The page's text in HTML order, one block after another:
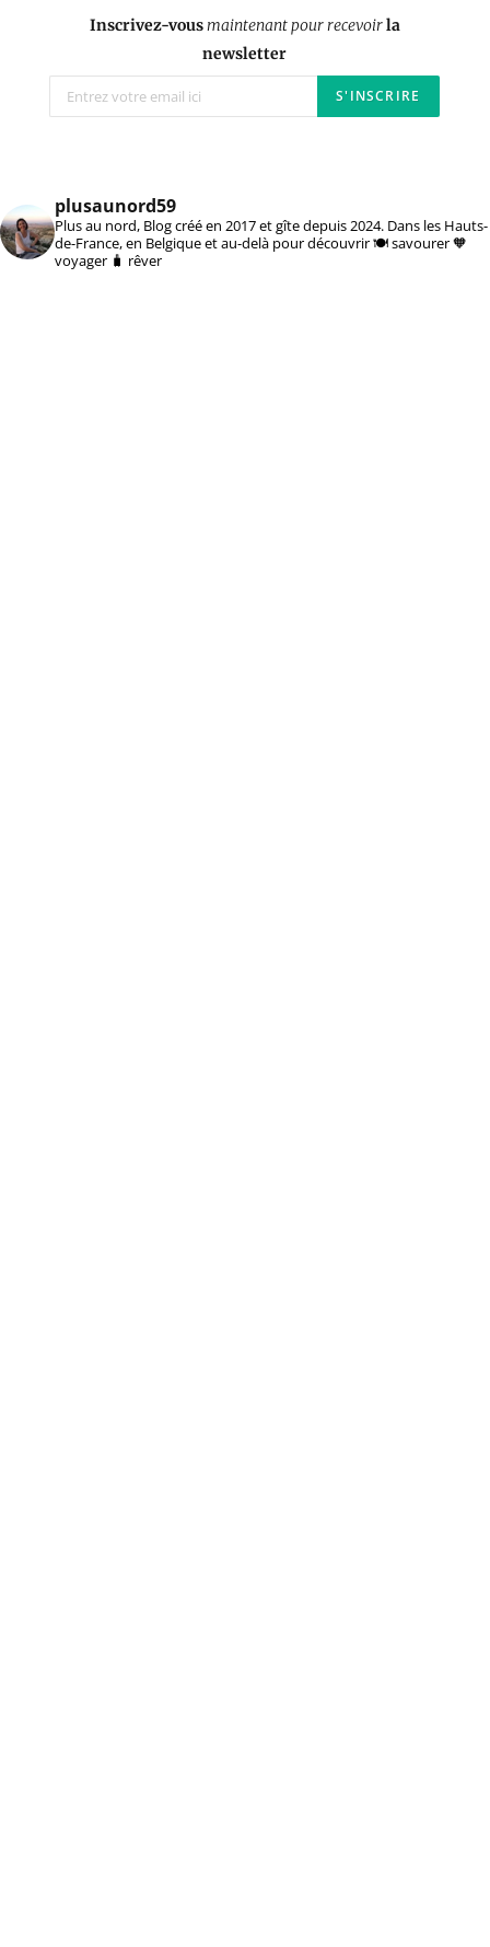
Inscrivez-vousmaintenant pour recevoirla
newsletter
plusaunord59
Plus au nord, Blog créé en 2017 et gîte depuis 2024. Dans les Hauts-
de-France, en Belgique et au-delà pour découvrir 🍽️ savourer 🧡
voyager 🧳 rêver